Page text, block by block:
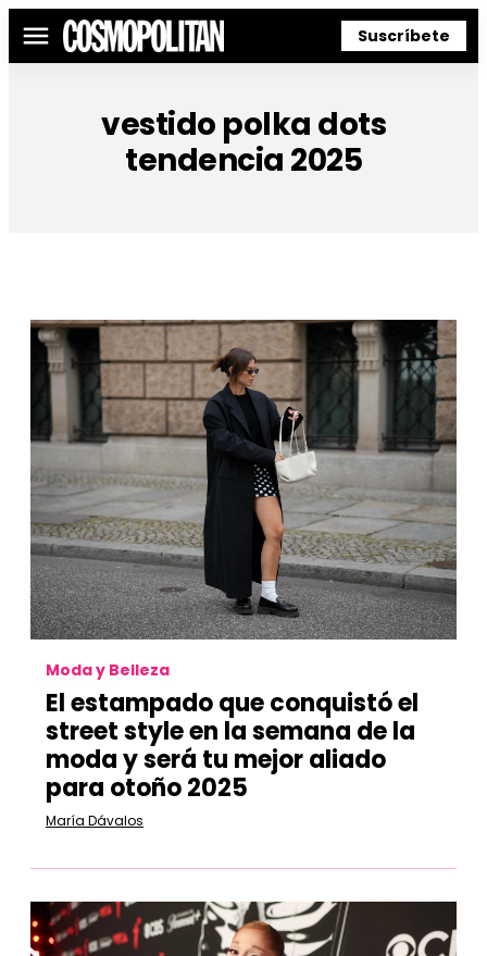
Menú Suscríbete
vestido polka dots
tendencia 2025
Moda y Belleza
El estampado que conquistó el
street style en la semana de la
moda y será tu mejor aliado
para otoño 2025
María Dávalos